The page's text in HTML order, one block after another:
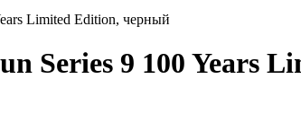
Limited Edition, черный
Series 9 100 Years